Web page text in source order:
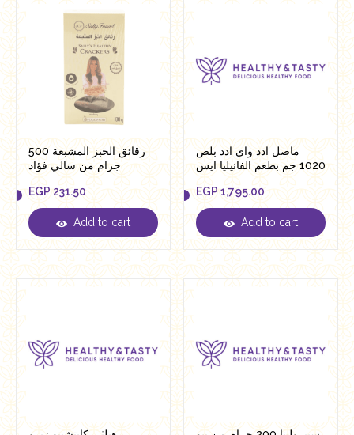
رقائق الخبز المشبعة 500
جرام من سالي فؤاد
EGP 231.50
EGP 231.50
Add to cart
ماصل ادد واي ادد بلص
1020 جم بطعم الفانيليا ايس
كريم
EGP 1,795.00
EGP 1,795.00
Add to cart